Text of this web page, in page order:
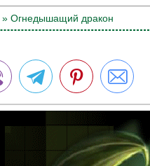
» Огнедышащий дракон